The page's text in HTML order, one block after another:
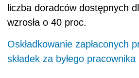
liczba doradców dostępnych
wzrosła o 40 proc.
Oskładkowanie zapłaconych
składek za byłego pracownika